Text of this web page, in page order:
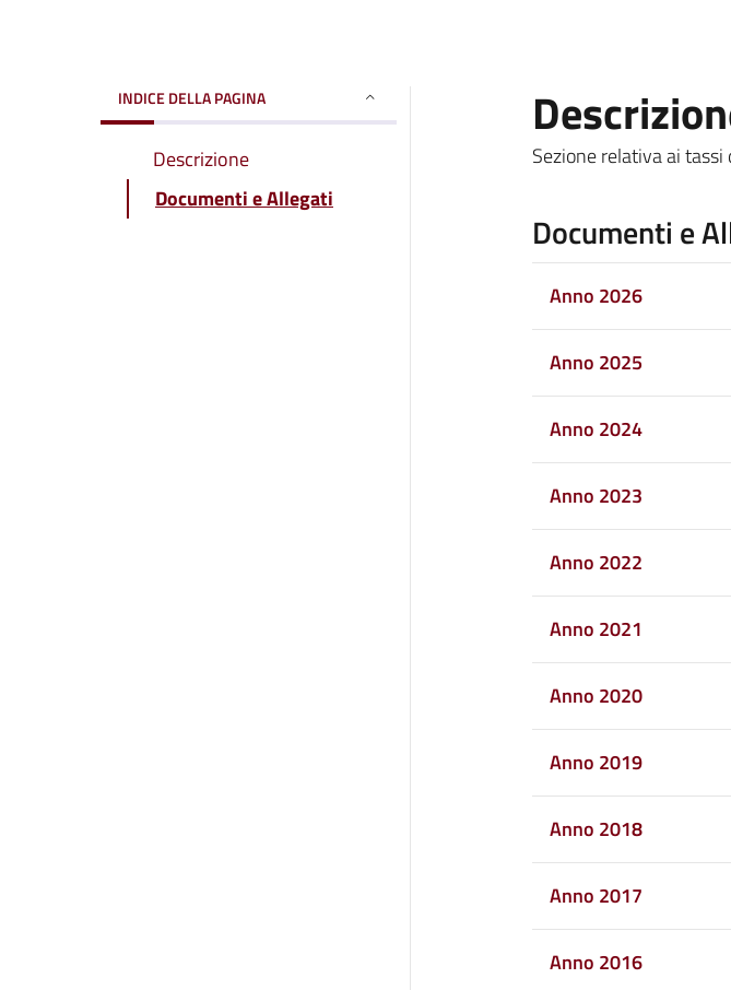
INDICE DELLA PAGINA
Descrizione
Documenti e Allegati
Sezione relativa ai
Documenti e
Anno 2026
Anno 2025
Anno 2024
Anno 2023
Anno 2022
Anno 2021
Anno 2020
Anno 2019
Anno 2018
Anno 2017
Anno 2016